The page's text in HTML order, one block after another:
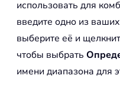
использовать для
введите одно из
выберите её и
чтобы выбрать
имени диапазона для